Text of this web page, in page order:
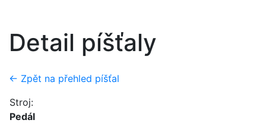
Detail píšťaly
← Zpět na přehled píšťal
Stroj:
Pedál